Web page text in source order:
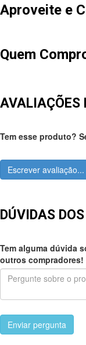
Aproveite e
Quem
AVALIAÇÕES
Tem esse produto?
Escrever avaliação...
DÚVIDAS
Tem alguma dúvida
outros compradores!
Enviar pergunta